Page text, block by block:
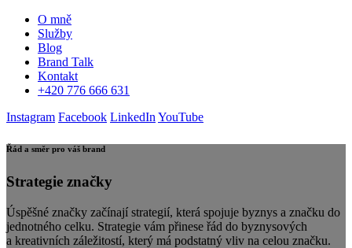
O mně
Služby
Blog
Brand Talk
Kontakt
+420 776 666 631
Instagram Facebook LinkedIn YouTube
Řád a směr pro váš brand
Strategie značky
Úspěšné značky začínají strategií, která spojuje byznys a značku do
jednotného celku. Strategie vám přinese řád do byznysových
a kreativních záležitostí, který má podstatný vliv na celou značku.